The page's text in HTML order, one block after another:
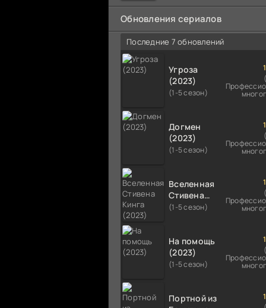
намного
Обновления сериалов
Последние 7 обновлений
Угроза
(2023)
(1-5 сезон)
Догмен
(2023)
(1-5 сезон)
Вселенная
Стивена
Кинга
(1-5 сезон)
На помощь
(2023)
(1-5 сезон)
Портной из